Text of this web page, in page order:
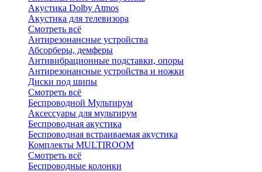
Акустика Dolby Atmos
Акустика для телевизора
Смотреть всё
Антирезонансные устройства
Абсорберы, демферы
Антивибрационные подставки, опоры
Антирезонансные устройства и ножки
Диски под шипы
Смотреть всё
Беспроводной Мультирум
Аксессуары для мультирум
Беспроводная акустика
Беспроводная встраиваемая акустика
Комплекты MULTIROOM
Смотреть всё
Беспроводные колонки